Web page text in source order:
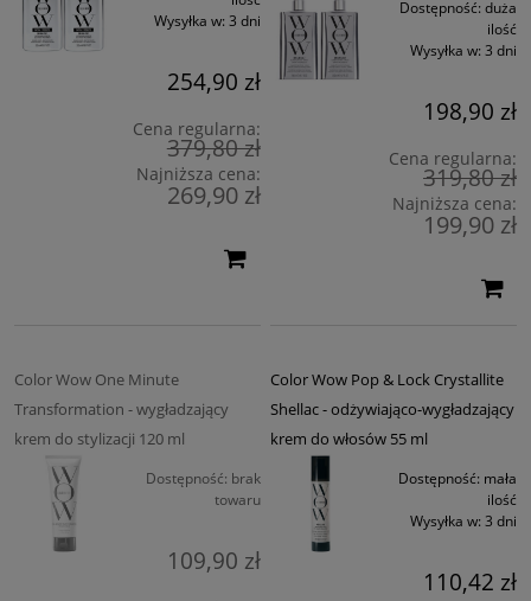
Wysyłka w: 3 dni
254,90 zł
Cena regularna:
379,80 zł
Najniższa cena:
269,90 zł
Dostępność: duża
ilość
Wysyłka w: 3 dni
198,90 zł
Cena regularna:
319,80 zł
Najniższa cena:
199,90 zł
Color Wow One Minute
Transformation - wygładzający
krem do stylizacji 120 ml
Dostępność: brak
towaru
109,90 zł
Color Wow Pop & Lock Crystallite
Shellac - odżywiająco-wygładzający
krem do włosów 55 ml
Dostępność: mała
ilość
Wysyłka w: 3 dni
110,42 zł